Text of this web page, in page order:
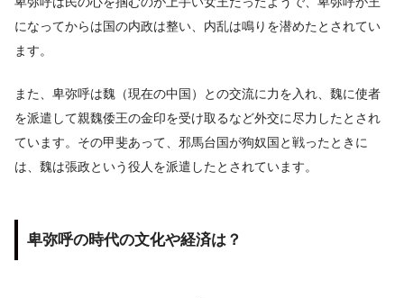
になってからは国の内政は整い、内乱は鳴りを潜めたとされてい
ます。
また、卑弥呼は魏（現在の中国）との交流に力を入れ、魏に使者
を派遣して親魏倭王の金印を受け取るなど外交に尽力したとされ
ています。その甲斐あって、邪馬台国が狗奴国と戦ったときに
は、魏は張政という役人を派遣したとされています。
卑弥呼の時代の文化や経済は？